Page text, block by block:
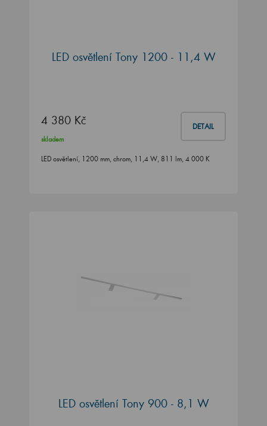
LED osvětlení Tony 1200 - 11,4 W
4 380 Kč DETAIL
skladem
LED osvětlení, 1200 mm, chrom, 11,4 W, 811 lm, 4 000 K
LED osvětlení Tony 900 - 8,1 W